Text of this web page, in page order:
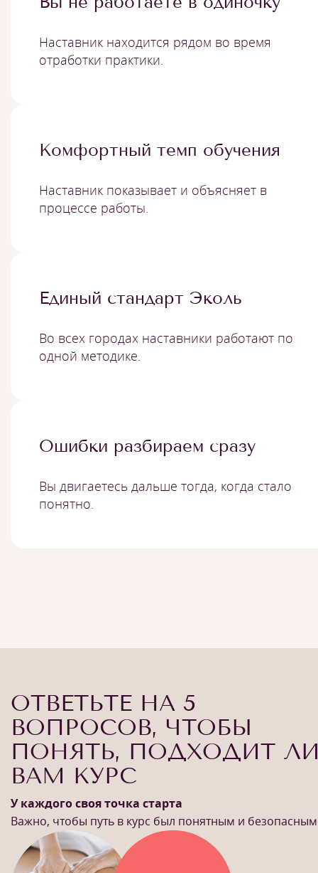
Наставник находится рядом во время
отработки практики.
Комфортный темп обучения
Наставник показывает и объясняет в
процессе работы.
Единый стандарт Эколь
Во всех городах наставники работают по
одной методике.
Ошибки разбираем сразу
Вы двигаетесь дальше тогда, когда стало
понятно.
ОТВЕТЬТЕ НА 5
ВОПРОСОВ, ЧТОБЫ
ПОНЯТЬ, ПОДХОДИТ
ВАМ КУРС
У каждого своя точка старта
Важно, чтобы путь в курс был понятным и безопасным